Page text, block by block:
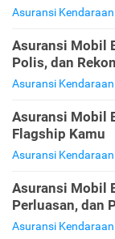
Asuransi Kendaraan
Asuransi Mobil
Polis, dan
Asuransi Kendaraan
Asuransi Mobil
Flagship Kamu
Asuransi Kendaraan
Asuransi Mobil
Perluasan, dan
Asuransi Kendaraan